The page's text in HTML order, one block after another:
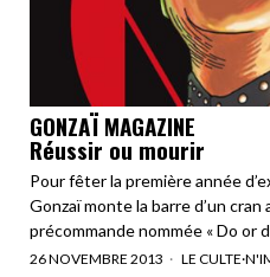
GONZAÏ MAGAZINE
Réussir ou mourir
Pour fêter la première année
Gonzaï monte la barre d’un
précommande nommée « Do or
26 NOVEMBRE 2013 LE CULTE·